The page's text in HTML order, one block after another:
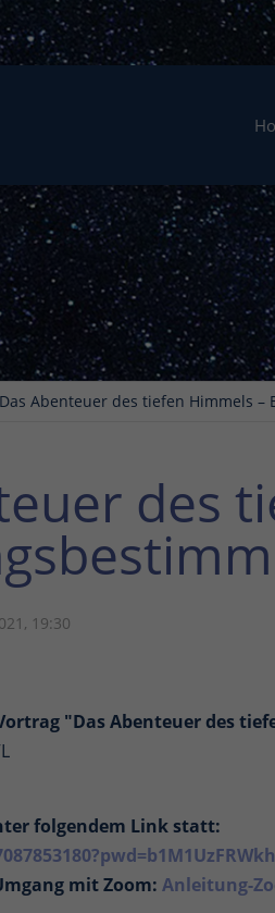
Das Abenteuer des tiefen Himmels
des
19:30
"Das Abenteuer des
folgendem Link statt:
mit Zoom: Anleitung-